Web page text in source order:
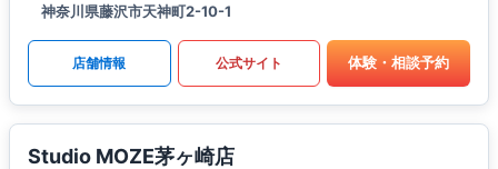
神奈川県藤沢市天神町2-10-1
店舗情報 公式サイト 体験・相談予約
Studio MOZE茅ヶ崎店